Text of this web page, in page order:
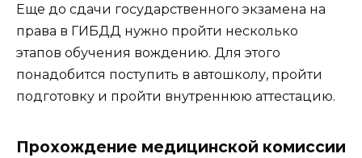
Еще до сдачи государственного экзамена на
права в ГИБДД нужно пройти несколько
этапов обучения вождению. Для этого
понадобится поступить в автошколу, пройти
подготовку и пройти внутреннюю аттестацию.
Прохождение медицинской комиссии